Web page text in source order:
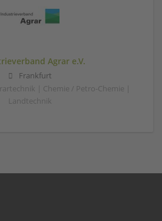
Agrar e.V.
Frankfurt
| Chemie / Petro-Chemie |
Landtechnik